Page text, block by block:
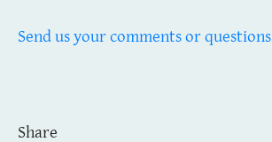
Send us your comments or questions
Share